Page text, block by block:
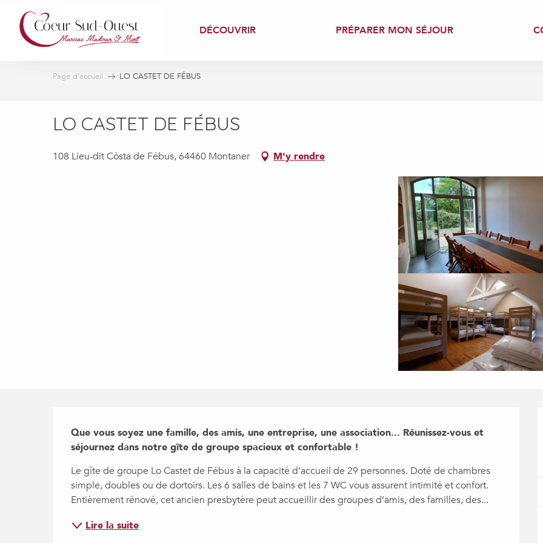
contenu
principal
DÉCOUVRIR PRÉPARER MON SÉJOUR
Page d’accueil LO CASTET DE FÉBUS
LO CASTET DE FÉBUS
108 Lieu-dit Còsta de Fébus, 64460 Montaner M'y rendre
Description
Que vous soyez une famille, des amis, une entreprise, une association... Réunissez-vous et
séjournez dans notre gîte de groupe spacieux et confortable !
Le gîte de groupe Lo Castet de Fébus à la capacité d’accueil de 29 personnes. Doté de chambres
simple, doubles ou de dortoirs. Les 6 salles de bains et les 7 WC vous assurent intimité et confort.
Entièrement rénové, cet ancien presbytère peut accueillir des groupes d’amis, des familles, des...
Lire la suite